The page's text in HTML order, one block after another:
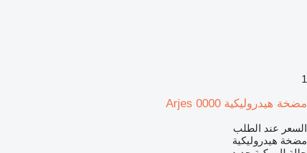
1
مضخة هيدروليكية Arjes 0000
السعر عند الطلب
مضخة هيدروليكية